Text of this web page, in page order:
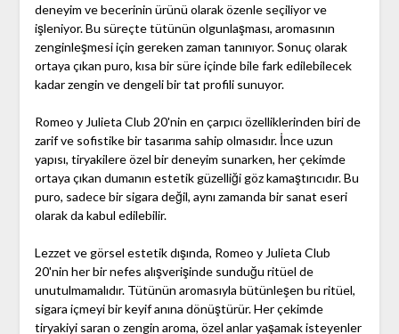
deneyim ve becerinin ürünü olarak özenle seçiliyor ve
işleniyor. Bu süreçte tütünün olgunlaşması, aromasının
zenginleşmesi için gereken zaman tanınıyor. Sonuç olarak
ortaya çıkan puro, kısa bir süre içinde bile fark edilebilecek
kadar zengin ve dengeli bir tat profili sunuyor.
Romeo y Julieta Club 20'nin en çarpıcı özelliklerinden biri de
zarif ve sofistike bir tasarıma sahip olmasıdır. İnce uzun
yapısı, tiryakilere özel bir deneyim sunarken, her çekimde
ortaya çıkan dumanın estetik güzelliği göz kamaştırıcıdır. Bu
puro, sadece bir sigara değil, aynı zamanda bir sanat eseri
olarak da kabul edilebilir.
Lezzet ve görsel estetik dışında, Romeo y Julieta Club
20'nin her bir nefes alışverişinde sunduğu ritüel de
unutulmamalıdır. Tütünün aromasıyla bütünleşen bu ritüel,
sigara içmeyi bir keyif anına dönüştürür. Her çekimde
tiryakiyi saran o zengin aroma, özel anlar yaşamak isteyenler